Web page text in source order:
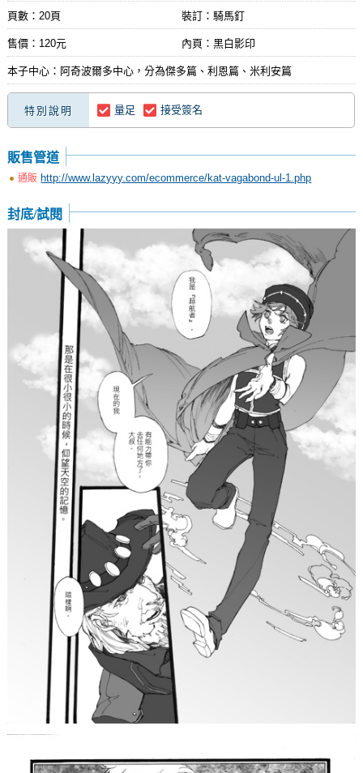
頁數：20頁 裝訂：騎馬釘
售價：120元 內頁：黑白影印
本子中心：阿奇波爾多中心，分為傑多篇、利恩篇、米利安篇
特別說明 量足 接受簽名
販售管道
通販 http://www.lazyyy.com/ecommerce/kat-vagabond-ul-1.php
封底/試閱